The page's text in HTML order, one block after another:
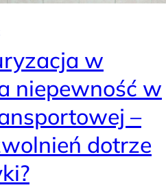
w
niepewność w
–
dotrze